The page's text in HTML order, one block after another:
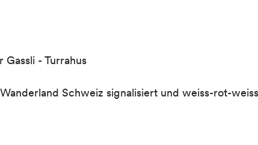
Gassli - Turrahus
Schweiz signalisiert und weiss-rot-